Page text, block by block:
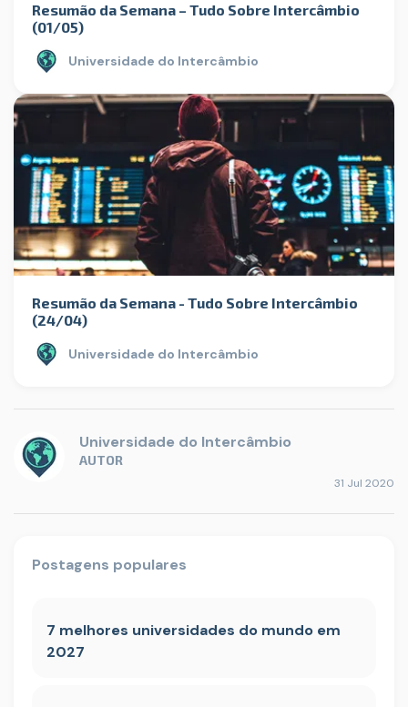
Resumão da Semana – Tudo Sobre Intercâmbio
(01/05)
Universidade do Intercâmbio
Resumão da Semana - Tudo Sobre Intercâmbio
(24/04)
Universidade do Intercâmbio
Universidade do Intercâmbio
AUTOR
31 Jul 2020
Postagens populares
7 melhores universidades do mundo em
2027